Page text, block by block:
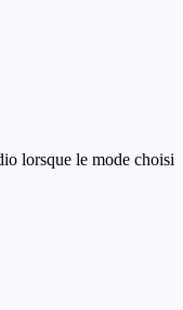
lorsque le mode choisi